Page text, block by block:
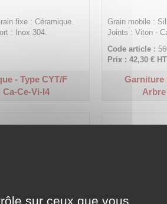
fixe : Céramique.
: Inox 304.
- Type CYT/F
Ce-Vi-I4
Grain mobile :
Joints : Viton -
Code article :
Prix : 42,30 € HT
Garniture
sur ceux que vous